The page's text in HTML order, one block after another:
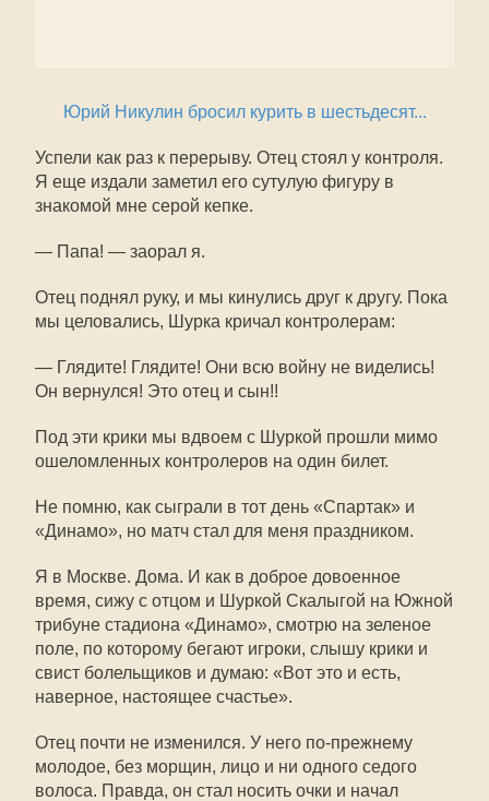
Юрий Никулин бросил курить в шестьдесят...
Успели как раз к перерыву. Отец стоял у контроля.
Я еще издали заметил его сутулую фигуру в
знакомой мне серой кепке.
— Папа! — заорал я.
Отец поднял руку, и мы кинулись друг к другу. Пока
мы целовались, Шурка кричал контролерам:
— Глядите! Глядите! Они всю войну не виделись!
Он вернулся! Это отец и сын!!
Под эти крики мы вдвоем с Шуркой прошли мимо
ошеломленных контролеров на один билет.
Не помню, как сыграли в тот день «Спартак» и
«Динамо», но матч стал для меня праздником.
Я в Москве. Дома. И как в доброе довоенное
время, сижу с отцом и Шуркой Скалыгой на Южной
трибуне стадиона «Динамо», смотрю на зеленое
поле, по которому бегают игроки, слышу крики и
свист болельщиков и думаю: «Вот это и есть,
наверное, настоящее счастье».
Отец почти не изменился. У него по-прежнему
молодое, без морщин, лицо и ни одного седого
волоса. Правда, он стал носить очки и начал